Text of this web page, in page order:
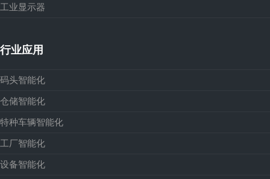
工业显示器
行业应用
码头智能化
仓储智能化
特种车辆智能化
工厂智能化
设备智能化